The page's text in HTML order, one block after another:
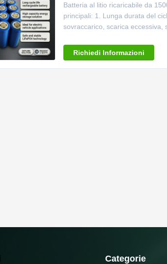
Batteria al litio ricaricabile da
principali: 1. Lunga durata del
sovraccarico, scarica eccessiva,
Richiedi Informazioni
Categorie